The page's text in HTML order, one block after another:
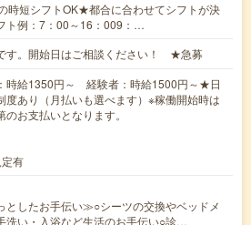
時短シフトOK★都合に合わせてシフトが決
ト例：7：00～16：009：…
す。開始日はご相談ください！ ★急募
時給1350円～ 経験者：時給1500円～★日
度あり（月払いも選べます）※稼働開始時は
お支払いとなります。
有
としたお手伝い≫○シーツの交換やベッドメ
洗い・入浴など生活のお手伝い○診…